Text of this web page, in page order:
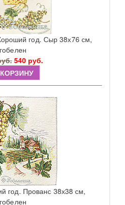
год. Сыр 38х76 см,
гобелен
540 руб.
год. Прованс 38х38 см,
гобелен